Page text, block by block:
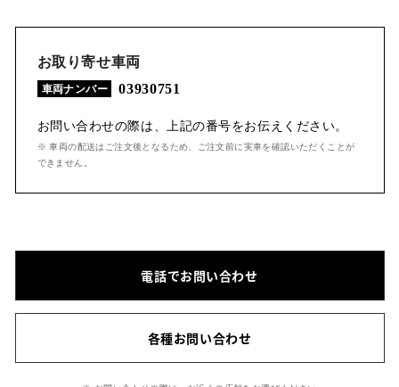
お取り寄せ車両
車両ナンバー 03930751
お問い合わせの際は、上記の番号をお伝えください。
※ 車両の配送はご注文後となるため、ご注文前に実車を確認いただくことが
できません。
電話でお問い合わせ
各種お問い合わせ